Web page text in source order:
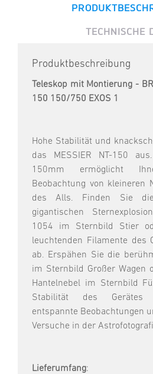
TECHNISCHE
Produktbeschreibung
Teleskop mit Montierung -
150 150/750 EXOS 1
Hohe Stabilität und
das MESSIER NT-150
150mm ermöglicht
Beobachtung von kleineren
des Alls. Finden Sie
gigantischen
1054 im Sternbild Stier
leuchtenden Filamente des
ab. Erspähen Sie die
im Sternbild Großer Wagen
Hantelnebel im Sternbild
Stabilität des Gerätes
entspannte Beobachtungen
Versuche in der
Lieferumfang: